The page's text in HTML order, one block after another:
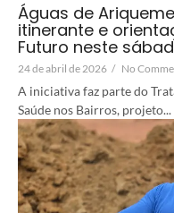
Águas de
itinerante e
Futuro neste
24 de abril de 2026 / No
A iniciativa faz parte do
Saúde nos Bairros, projeto...